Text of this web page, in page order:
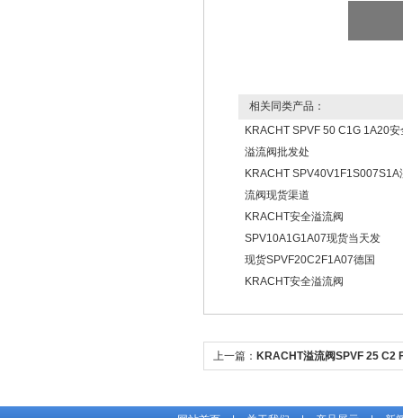
相关同类产品：
KRACHT SPVF 50 C1G 1A20安
溢流阀批发处
KRACHT SPV40V1F1S007S1A
流阀现货渠道
KRACHT安全溢流阀
SPV10A1G1A07现货当天发
现货SPVF20C2F1A07德国
KRACHT安全溢流阀
上一篇： KRACHT溢流阀SPVF 25 C2